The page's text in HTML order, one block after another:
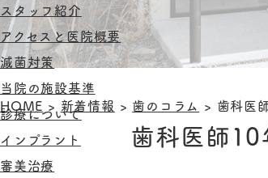
スタッフ紹介
アクセスと医院概要
滅菌対策
当院の施設基準
診療について
インプラント
審美治療
HOME > 新着情報 > 歯のコラム > 歯科医
歯科医師